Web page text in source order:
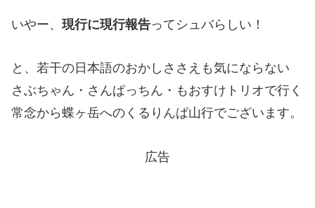
いやー、 現行に現行報告ってシュバらしい！
と、若干の日本語のおかしささえも気にならない
さぶちゃん・さんぱっちん・もおすけトリオで行く
常念から蝶ヶ岳へのくるりんぱ山行でございます。
広告